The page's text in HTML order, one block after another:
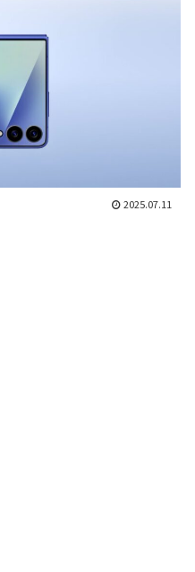
2025.07.11